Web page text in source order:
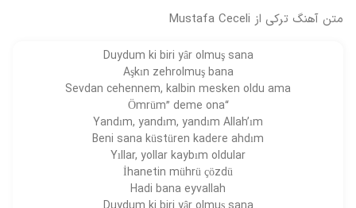
متن آهنگ ترکی از Mustafa Ceceli
Duydum ki biri yâr olmuş sana
Aşkın zehrolmuş bana
Sevdan cehennem, kalbin mesken oldu ama
“Ömrüm” deme ona
Yandım, yandım, yandım Allah’ım
Beni sana küstüren kadere ahdım
Yıllar, yollar kaybım oldular
İhanetin mührü çözdü
Hadi bana eyvallah